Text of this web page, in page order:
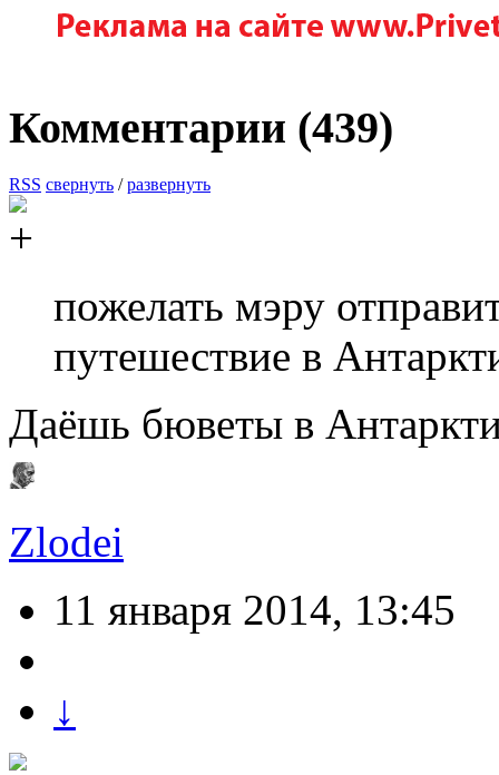
Комментарии (439)
RSS свернуть /развернуть
пожелать мэру
путешествие в
Даёшь бюветы в
Zlodei
11 января 2014, 13:45
↓